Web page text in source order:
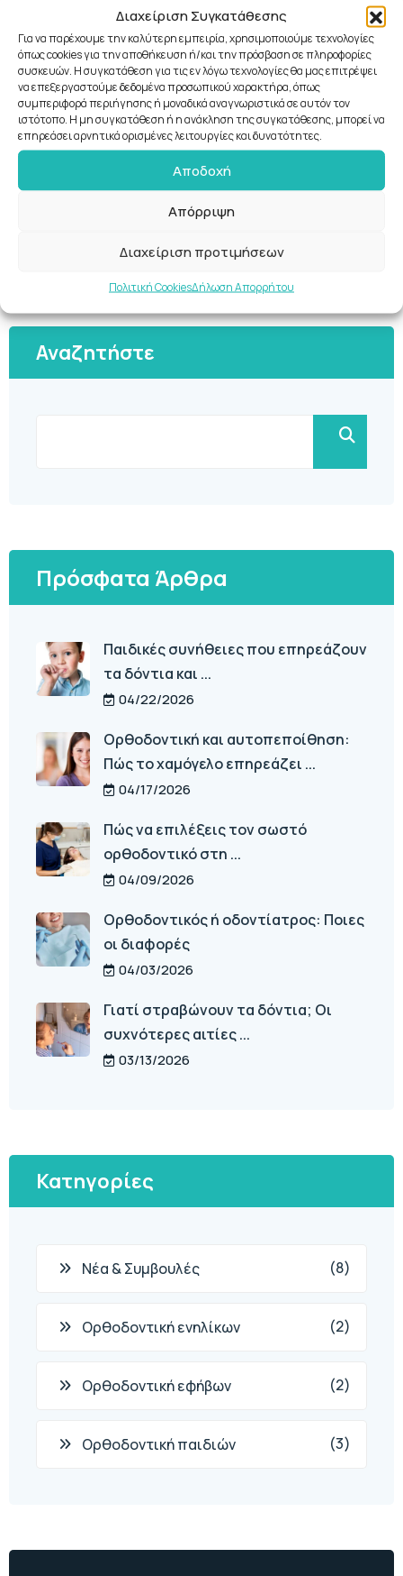
Διαχείριση Συγκατάθεσης
Για να παρέχουμε την καλύτερη εμπειρία, χρησιμοποιούμε τεχνολογίες
όπως cookies για την αποθήκευση ή/και την πρόσβαση σε πληροφορίες
συσκευών. Η συγκατάθεση για τις εν λόγω τεχνολογίες θα μας επιτρέψει
να επεξεργαστούμε δεδομένα προσωπικού χαρακτήρα, όπως
συμπεριφορά περιήγησης ή μοναδικά αναγνωριστικά σε αυτόν τον
ιστότοπο. Η μη συγκατάθεση ή η ανάκληση της συγκατάθεσης, μπορεί να
επηρεάσει αρνητικά ορισμένες λειτουργίες και δυνατότητες.
Αποδοχή
Απόρριψη
Διαχείριση προτιμήσεων
Πολιτική CookiesΔήλωση Απορρήτου
αποκλειστικά ορθοδοντική στο ιδιωτικό της ιατρείο στο
κέντρο της Θεσσαλονίκης.
Αναζητήστε
Πρόσφατα Άρθρα
Παιδικές συνήθειες που επηρεάζουν
τα δόντια και ...
04/22/2026
Ορθοδοντική και αυτοπεποίθηση:
Πώς το χαμόγελο επηρεάζει ...
04/17/2026
Πώς να επιλέξεις τον σωστό
ορθοδοντικό στη ...
04/09/2026
Ορθοδοντικός ή οδοντίατρος: Ποιες
οι διαφορές
04/03/2026
Γιατί στραβώνουν τα δόντια; Οι
συχνότερες αιτίες ...
03/13/2026
Κατηγορίες
Νέα & Συμβουλές (8)
Ορθοδοντική ενηλίκων (2)
Ορθοδοντική εφήβων (2)
Ορθοδοντική παιδιών (3)